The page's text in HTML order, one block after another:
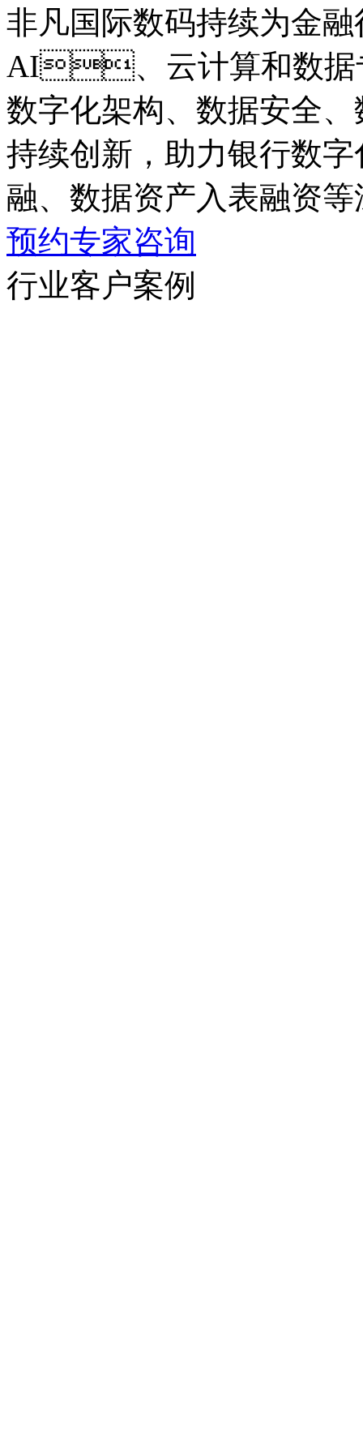
非凡国际数码持续为金
AI、云计算和数据专业
数字化架构、数据安全
持续创新，助力银行数
融、数据资产入表融资
预约专家咨询
行业客户案例